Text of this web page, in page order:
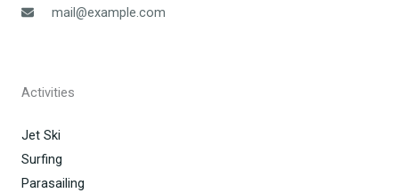
mail@example.com
Activities
Jet Ski
Surfing
Parasailing